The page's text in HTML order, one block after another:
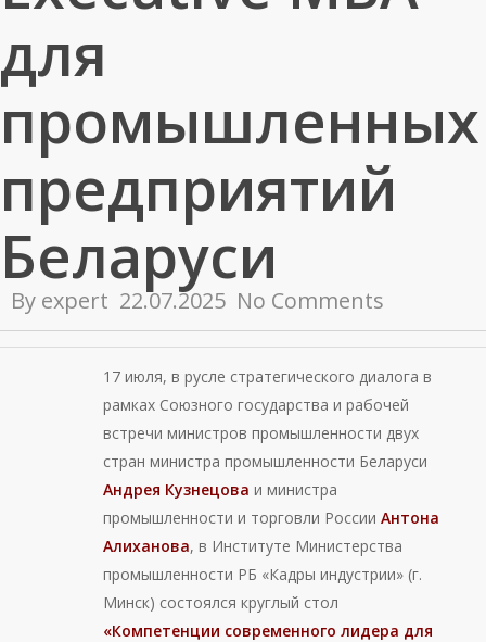
для
промышленных
предприятий
Беларуси
By expert 22.07.2025 No Comments
17 июля, в русле стратегического диалога в
рамках Союзного государства и рабочей
встречи министров промышленности двух
стран министра промышленности Беларуси
Андрея Кузнецова и министра
промышленности и торговли России Антона
Алиханова, в Институте Министерства
промышленности РБ «Кадры индустрии» (г.
Минск) состоялся круглый стол
«Компетенции современного лидера для